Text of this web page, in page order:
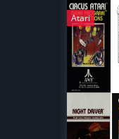
Atari